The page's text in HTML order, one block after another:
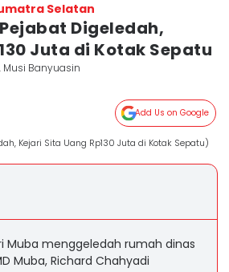
Selatan
Digeledah,
Juta di Kotak Sepatu
Musi Banyuasin
Add Us on Google
Kejari Sita Uang Rp130 Juta di Kotak Sepatu)
Muba menggeledah rumah dinas
Muba, Richard Chahyadi